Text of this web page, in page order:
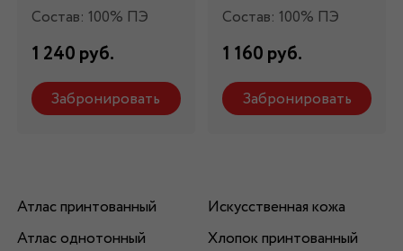
Состав: 100% ПЭ
1 240 руб.
Забронировать
Состав: 100% ПЭ
1 160 руб.
Забронировать
Атлас принтованный
Атлас однотонный
Искусственная кожа
Хлопок принтованный